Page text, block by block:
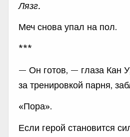
Лязг.
Меч снова упал на пол.
***
— Он готов, — глаза Кан
за тренировкой парня,
«Пора».
Если герой становится